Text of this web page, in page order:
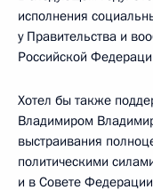
исполнения
у Правительства и
Российской
Хотел бы также
Владимиром
выстраивания
политическими
и в Совете